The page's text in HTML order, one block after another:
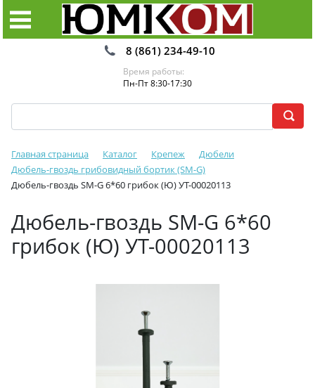
8 (861) 234-49-10
Время работы:
Пн-Пт 8:30-17:30
Главная страница Каталог Крепеж
Дюбели
Дюбель-гвоздь грибовидный бортик (SM-G)
Дюбель-гвоздь SM-G 6*60 грибок (Ю) УТ-00020113
Дюбель-гвоздь SM-G 6*60
грибок (Ю) УТ-00020113